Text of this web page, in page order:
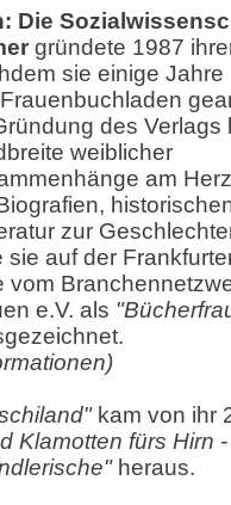
Die
gründete 1987
sie einige Jahre
des Verlags
weiblicher
am
zur
sie auf der
vom
e.V. als
kam von ihr
Klamotten fürs Hirn
heraus.